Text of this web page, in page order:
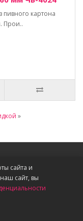
пивного картона
Прои..
»
сайта и
сайт, вы